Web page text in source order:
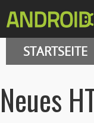
STARTSEITE
Neues